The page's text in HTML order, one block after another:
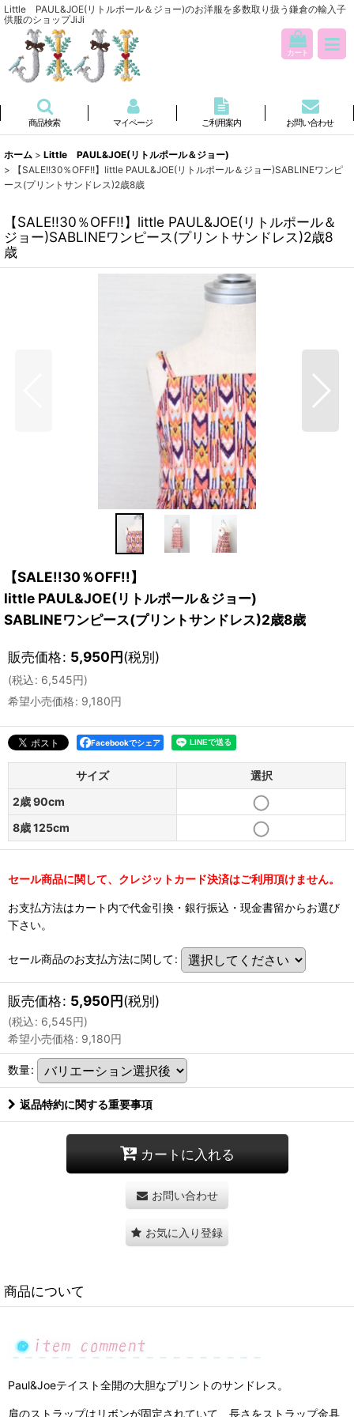
Little PAUL&JOE(リトルポール＆ジョー)のお洋服を多数取り扱う鎌倉の輸入子
供服のショップJiJi
カート
商品検索 マイページ ご利用案内 お問い合わせ
ホーム > Little PAUL&JOE(リトルポール＆ジョー)
>
【SALE!!30％OFF!!】little PAUL&JOE(リトルポール＆ジョー)SABLINEワンピ
ース(プリントサンドレス)2歳8歳
【SALE!!30％OFF!!】little PAUL&JOE(リトルポール＆
ジョー)SABLINEワンピース(プリントサンドレス)2歳8
歳
【SALE!!30％OFF!!】
little PAUL&JOE(リトルポール＆ジョー)
SABLINEワンピース(プリントサンドレス)2歳8歳
販売価格: 5,950円(税別)
(税込: 6,545円)
希望小売価格: 9,180円
Facebookでシェア
サイズ
選択
2歳 90cm
8歳 125cm
セール商品に関して、クレジットカード決済はご利用頂けません。
お支払方法はカート内で代金引換・銀行振込・現金書留からお選び
下さい。
セール商品のお支払方法に関して:
販売価格: 5,950円(税別)
(税込: 6,545円)
希望小売価格: 9,180円
数量:
返品特約に関する重要事項
カートに入れる
お問い合わせ
お気に入り登録
商品について
Paul&Joeテイスト全開の大胆なプリントのサンドレス。
肩のストラップはリボンが固定されていて、長さをストラップ金具